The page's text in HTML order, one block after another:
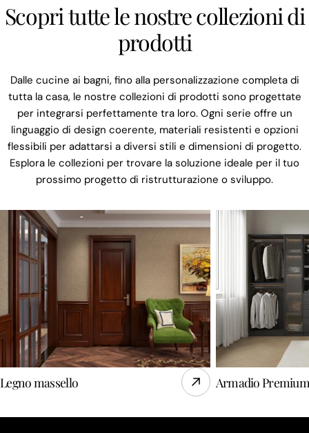
Scopri tutte le nostre collezioni di
prodotti
Dalle cucine ai bagni, fino alla personalizzazione completa di
tutta la casa, le nostre collezioni di prodotti sono progettate
per integrarsi perfettamente tra loro. Ogni serie offre un
linguaggio di design coerente, materiali resistenti e opzioni
flessibili per adattarsi a diversi stili e dimensioni di progetto.
Esplora le collezioni per trovare la soluzione ideale per il tuo
prossimo progetto di ristrutturazione o sviluppo.
Legno massello Armadio